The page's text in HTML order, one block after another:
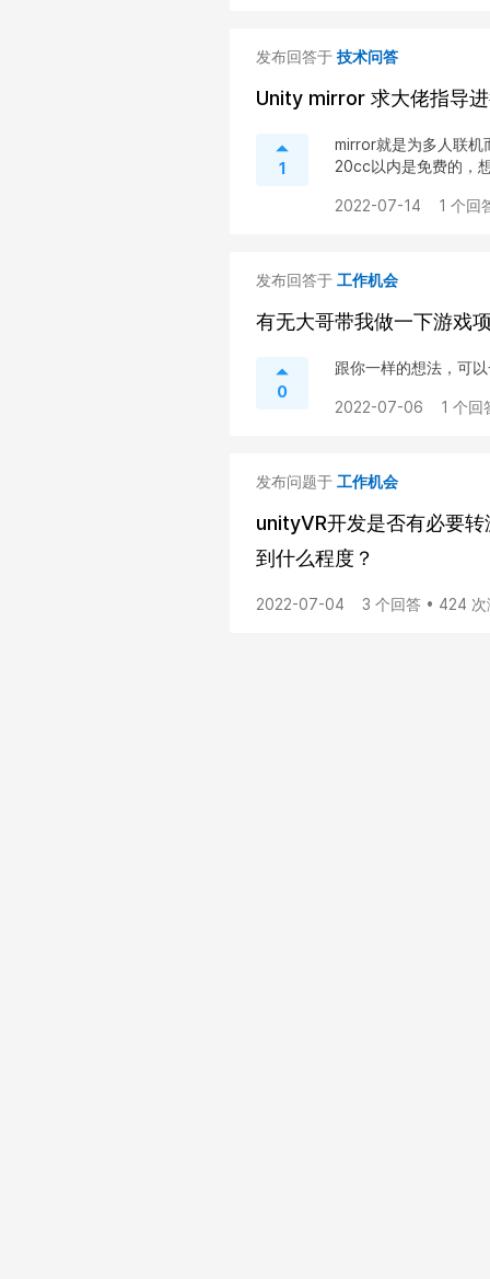
发布回答于 技术问答
Unity mirror 求大佬指导
1
mirror就是为多人联机
20cc以内是免费的，
2022-07-14 1 个回
发布回答于 工作机会
有无大哥带我做一下游戏
0
跟你一样的想法，可
2022-07-06 1 个回
发布问题于 工作机会
unityVR开发是否有必要
到什么程度？
2022-07-04 3 个回答 • 424 次